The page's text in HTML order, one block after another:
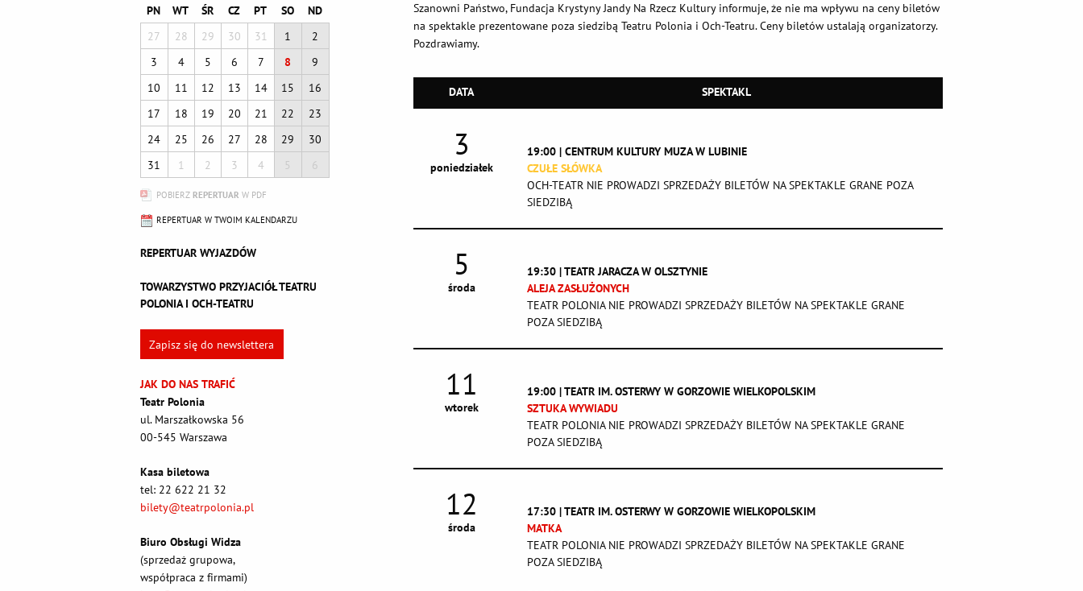
PN WT ŚR CZ PT SO
ND
27
28 29 30 31 1
2
3
4 5 6 7 8
9
10
11 12 13 14 15
16
17
18 19 20 21 22
23
24
25 26 27 28 29
30
31
1 2 3 4 5 6
POBIERZ REPERTUAR W PDF
REPERTUAR W TWOIM KALENDARZU
REPERTUAR WYJAZDÓW
TOWARZYSTWO PRZYJACIÓŁ TEATRU
POLONIA I OCH-TEATRU
Zapisz się do newslettera
JAK DO NAS TRAFIĆ
Teatr Polonia
ul. Marszałkowska 56
00-545 Warszawa
Kasa biletowa
tel: 22 622 21 32
bilety@teatrpolonia.pl
Biuro Obsługi Widza
(sprzedaż grupowa,
współpraca z firmami)
Szanowni Państwo, Fundacja Krystyny Jandy Na Rzecz Kultury informuje, że nie ma wpływu na ceny biletów
na spektakle prezentowane poza siedzibą Teatru Polonia i Och-Teatru. Ceny biletów ustalają organizatorzy.
Pozdrawiamy.
DATA SPEKTAKL
3
poniedziałek
19:00 | CENTRUM KULTURY MUZA W LUBINIE
CZUŁE SŁÓWKA
OCH-TEATR NIE PROWADZI SPRZEDAŻY BILETÓW NA SPEKTAKLE GRANE POZA
SIEDZIBĄ
5
środa
19:30 | TEATR JARACZA W OLSZTYNIE
ALEJA ZASŁUŻONYCH
TEATR POLONIA NIE PROWADZI SPRZEDAŻY BILETÓW NA SPEKTAKLE GRANE
POZA SIEDZIBĄ
11
wtorek
19:00 | TEATR IM. OSTERWY W GORZOWIE WIELKOPOLSKIM
SZTUKA WYWIADU
TEATR POLONIA NIE PROWADZI SPRZEDAŻY BILETÓW NA SPEKTAKLE GRANE
POZA SIEDZIBĄ
12
środa
17:30 | TEATR IM. OSTERWY W GORZOWIE WIELKOPOLSKIM
MATKA
TEATR POLONIA NIE PROWADZI SPRZEDAŻY BILETÓW NA SPEKTAKLE GRANE
POZA SIEDZIBĄ